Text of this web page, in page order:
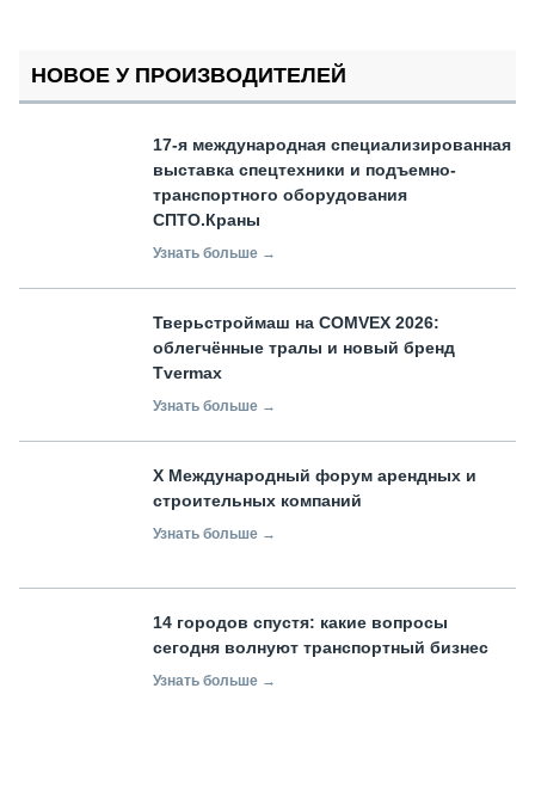
НОВОЕ У ПРОИЗВОДИТЕЛЕЙ
17-я международная специализированная
выставка спецтехники и подъемно-
транспортного оборудования
СПТО.Краны
Узнать больше →
Тверьстроймаш на COMVEX 2026:
облегчённые тралы и новый бренд
Tvermax
Узнать больше →
X Международный форум арендных и
строительных компаний
Узнать больше →
14 городов спустя: какие вопросы
сегодня волнуют транспортный бизнес
Узнать больше →